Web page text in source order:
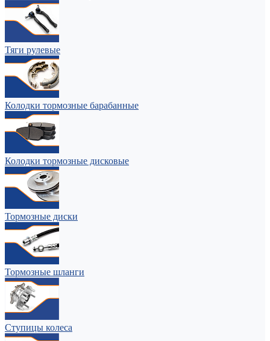
Тяги рулевые
Колодки тормозные барабанные
Колодки тормозные дисковые
Тормозные диски
Тормозные шланги
Ступицы колеса